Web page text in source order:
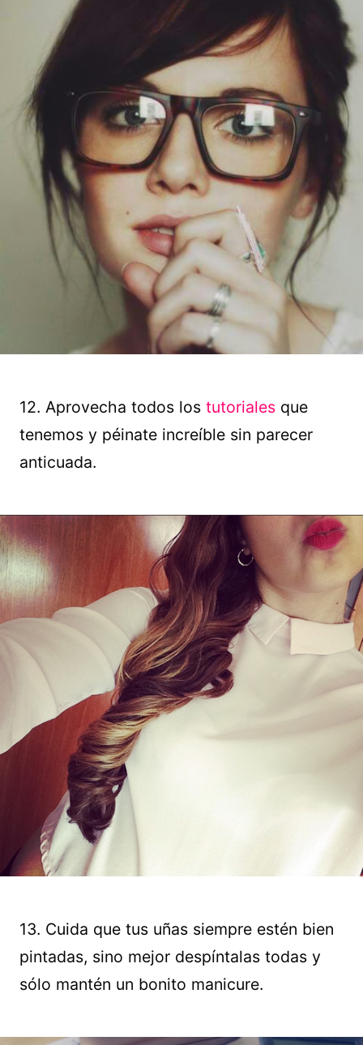
12. Aprovecha todos los tutoriales que
tenemos y péinate increíble sin parecer
anticuada.
13. Cuida que tus uñas siempre estén bien
pintadas, sino mejor despíntalas todas y
sólo mantén un bonito manicure.